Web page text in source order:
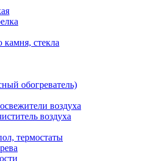
камня, стекла
обогреватель)
воздуха
воздуха
термостаты